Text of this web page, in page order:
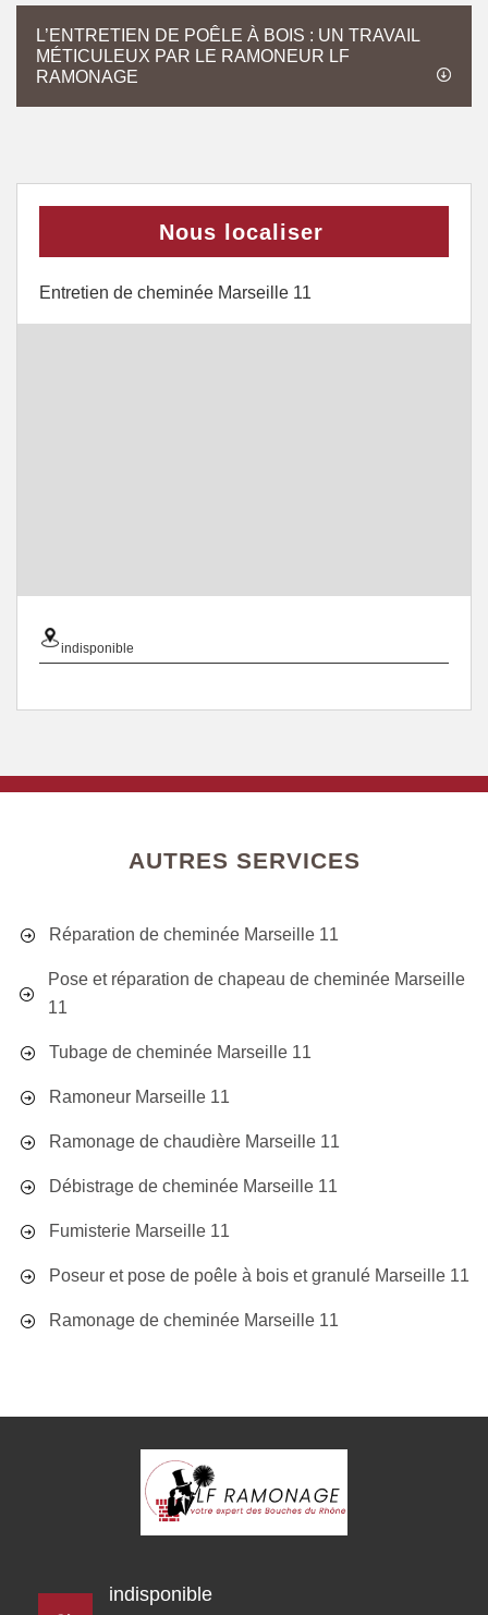
L’ENTRETIEN DE POÊLE À BOIS : UN TRAVAIL
MÉTICULEUX PAR LE RAMONEUR LF
RAMONAGE
Nous localiser
Entretien de cheminée Marseille 11
indisponible
AUTRES SERVICES
Réparation de cheminée Marseille 11
Pose et réparation de chapeau de cheminée Marseille
11
Tubage de cheminée Marseille 11
Ramoneur Marseille 11
Ramonage de chaudière Marseille 11
Débistrage de cheminée Marseille 11
Fumisterie Marseille 11
Poseur et pose de poêle à bois et granulé Marseille 11
Ramonage de cheminée Marseille 11
indisponible